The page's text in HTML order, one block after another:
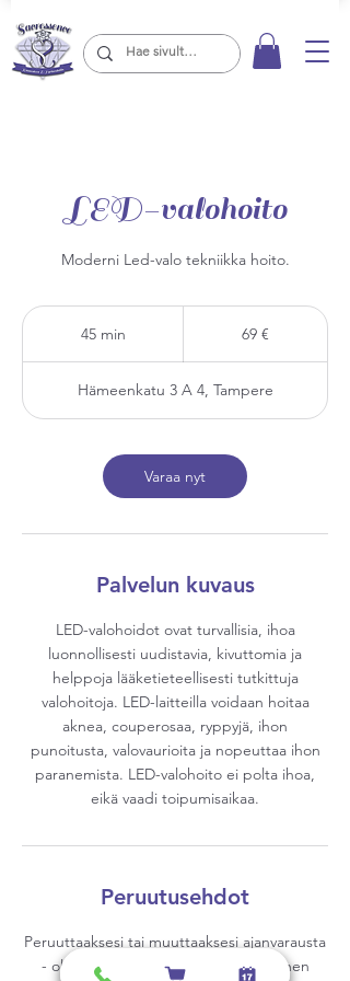
LED-valohoito
Moderni Led-valo tekniikka hoito.
45 min
i
n
69 €
Hämeenkatu 3 A 4, Tampere
Varaa nyt
Palvelun kuvaus
LED-valohoidot ovat turvallisia, ihoa
luonnollisesti uudistavia, kivuttomia ja
helppoja lääketieteellisesti tutkittuja
valohoitoja. LED-laitteilla voidaan hoitaa
aknea, couperosaa, ryppyjä, ihon
punoitusta, valovaurioita ja nopeuttaa ihon
paranemista. LED-valohoito ei polta ihoa,
eikä vaadi toipumisaikaa.
Peruutusehdot
Peruuttaaksesi tai muuttaaksesi ajanvarausta
- olethan meihin yhteydessä 24h ennen